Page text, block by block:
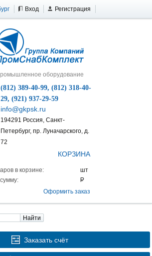
Вход Регистрация
оборудование
(812) 389-40-99, (812) 318-40-
29, (921) 937-29-59
info@gkpsk.ru
194291 Россия, Санкт-
Петербург, пр. Луначарского, д.
72
КОРЗИНА
в корзине:
Оформить заказ
Найти
Заказать счёт